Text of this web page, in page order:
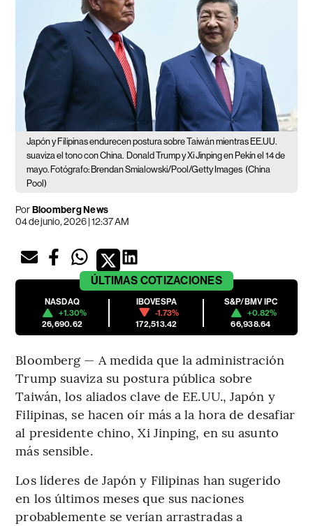
Japón y Filipinas endurecen postura sobre Taiwán mientras EE.UU.
suaviza el tono con China. Donald Trump y Xi Jinping en Pekín el 14 de
mayo. Fotógrafo: Brendan Smialowski/Pool/Getty Images (China
Pool)
PorBloomberg News
04 de junio, 2026 | 12:37 AM
ÚLTIMAS COTIZACIONES
NASDAQ
+1.30%
26,690.62
IBOVESPA
-1.73%
172,513.42
S&P/BMV IPC
+0.82%
66,938.64
Bloomberg — A medida que la administración
Trump suaviza su postura pública sobre
Taiwán, los aliados clave de EE.UU., Japón y
Filipinas, se hacen oír más a la hora de desafiar
al presidente chino, Xi Jinping, en su asunto
más sensible.
Los líderes de Japón y Filipinas han sugerido
en los últimos meses que sus naciones
probablemente se verían arrastradas a